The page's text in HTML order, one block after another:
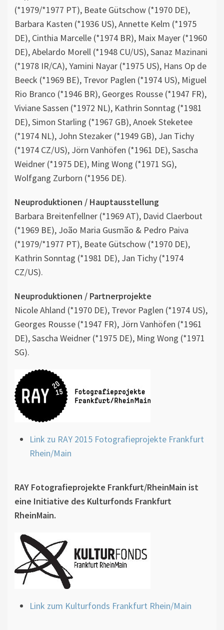
(*1979/*1977 PT), Beate Gütschow (*1970 DE),
Barbara Kasten (*1936 US), Annette Kelm (*1975
DE), Cinthia Marcelle (*1974 BR), Maix Mayer (*1960
DE), Abelardo Morell (*1948 CU/US), Sanaz Mazinani
(*1978 IR/CA), Yamini Nayar (*1975 US), Hans Op de
Beeck (*1969 BE), Trevor Paglen (*1974 US), Miguel
Rio Branco (*1946 BR), Georges Rousse (*1947 FR),
Viviane Sassen (*1972 NL), Kathrin Sonntag (*1981
DE), Simon Starling (*1967 GB), Anoek Steketee
(*1974 NL), John Stezaker (*1949 GB), Jan Tichy
(*1974 CZ/US), Jörn Vanhöfen (*1961 DE), Sascha
Weidner (*1975 DE), Ming Wong (*1971 SG),
Wolfgang Zurborn (*1956 DE).
Neuproduktionen / Hauptausstellung
Barbara Breitenfellner (*1969 AT), David Claerbout
(*1969 BE), João Maria Gusmão & Pedro Paiva
(*1979/*1977 PT), Beate Gütschow (*1970 DE),
Kathrin Sonntag (*1981 DE), Jan Tichy (*1974
CZ/US).
Neuproduktionen / Partnerprojekte
Nicole Ahland (*1970 DE), Trevor Paglen (*1974 US),
Georges Rousse (*1947 FR), Jörn Vanhöfen (*1961
DE), Sascha Weidner (*1975 DE), Ming Wong (*1971
SG).
Link zu RAY 2015 Fotografieprojekte Frankfurt
Rhein/Main
RAY Fotografieprojekte Frankfurt/RheinMain ist
eine Initiative des Kulturfonds Frankfurt
RheinMain.
Link zum Kulturfonds Frankfurt Rhein/Main